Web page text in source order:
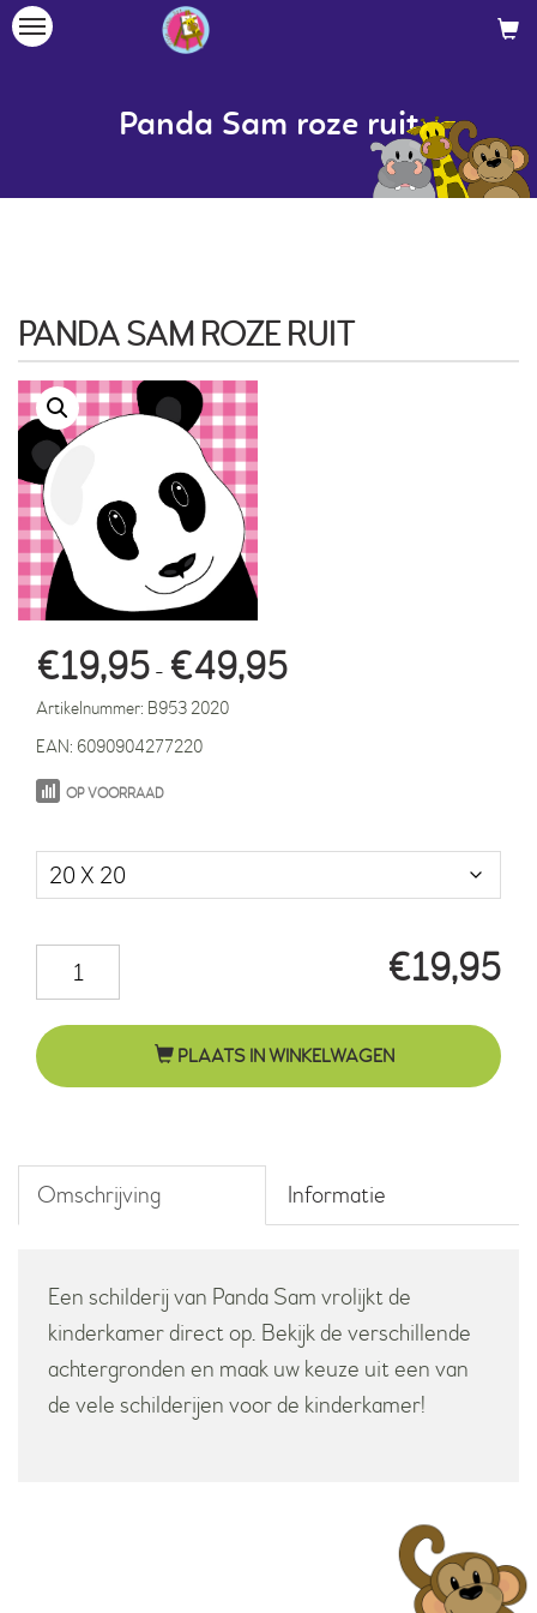
Toggle
Panda Sam roze ruit
PANDA SAM ROZE RUIT
€19,95 - €49,95
Artikelnummer: B953 2020
EAN: 6090904277220
OP VOORRAAD
€19,95
Sam
roze
PLAATS IN WINKELWAGEN
Omschrijving Informatie
Een schilderij van Panda Sam vrolijkt de
kinderkamer direct op. Bekijk de verschillende
achtergronden en maak uw keuze uit een van
de vele schilderijen voor de kinderkamer!